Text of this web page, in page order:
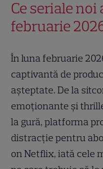
Ce seriale
februarie
În luna februarie
captivantă de
așteptate. De la
emoționante și
la gură, platforma
distracție pentru
on Netflix, iată cele